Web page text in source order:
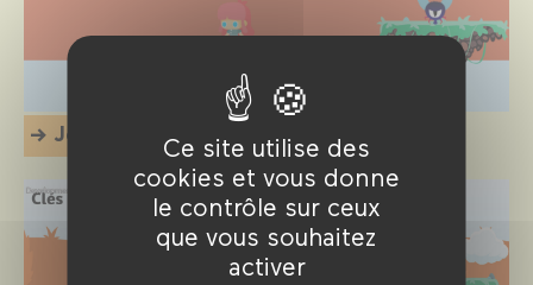
Ce site utilise des
cookies et vous donne
le contrôle sur ceux
que vous souhaitez
activer
Jeu n°1